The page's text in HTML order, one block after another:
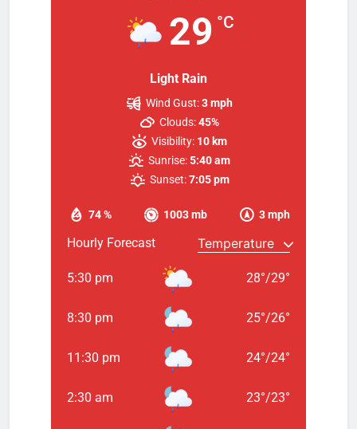
29 °C
Light Rain
74 % 1003 mb 3 mph
Wind Gust:3 mph
Clouds:45%
Visibility: 10 km
Sunrise:5:40 am
Sunset: 7:05 pm
Hourly Forecast
5:30 pm 28°/29°
8:30 pm 25°/26°
11:30 pm 24°/24°
2:30 am 23°/23°